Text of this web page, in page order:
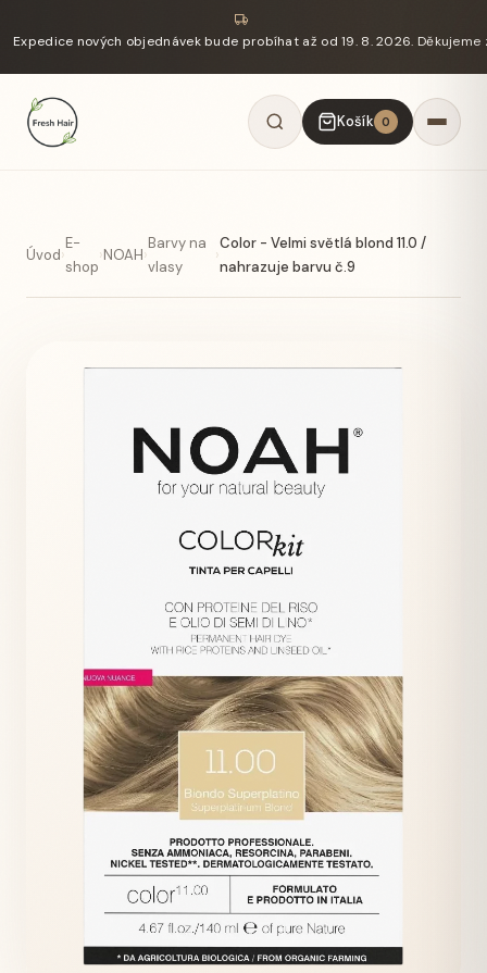
Expedice nových objednávek bude probíhat až od 19. 8. 2026. Děkujeme
Košík 0
Úvod›
E-
shop
›NOAH›
Barvy na
vlasy
›
Color - Velmi světlá blond 11.0 /
nahrazuje barvu č.9